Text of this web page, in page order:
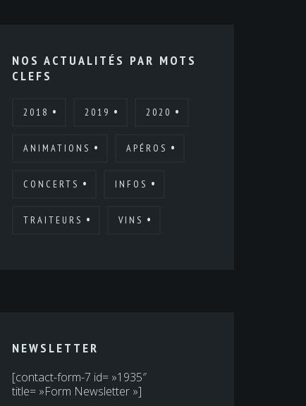
NOS ACTUALITÉS PAR MOTS
CLEFS
2018 2019 2020
ANIMATIONS APÉROS
CONCERTS INFOS
TRAITEURS VINS
NEWSLETTER
[contact-form-7 id= »1935″
title= »Form Newsletter »]